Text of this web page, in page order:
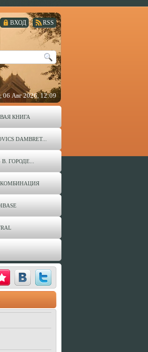
RSS
ВХОД
06 Авг 2026, 12:09
КНИГА
DAMBRET...
ГОРОДЕ...